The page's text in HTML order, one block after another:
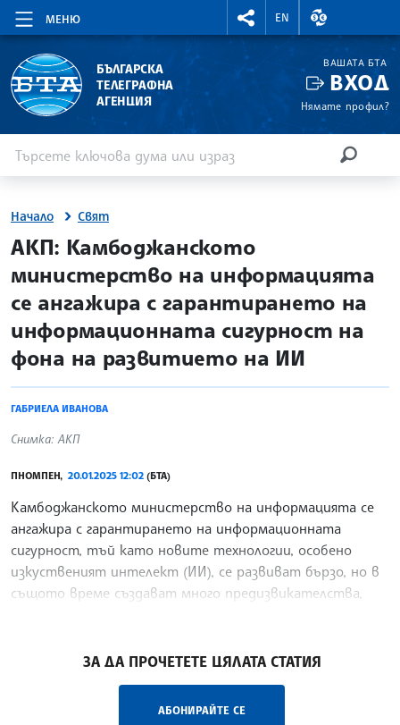
МЕНЮ
RIGHTMENU.SOCIAL
EN
ВАЛУТНИ
БЪЛГАРСКА
ТЕЛЕГРАФНА
АГЕНЦИЯ
ВАШАТА БТА
ВХОД
Нямате профил?
Начало Свят
site.bta
АКП: Камбоджанското
министерство на информацията
се ангажира с гарантирането на
информационната сигурност на
фона на развитието на ИИ
ГАБРИЕЛА ИВАНОВА
Снимка: АКП
ПНОМПЕН, 20.01.2025 12:02 (БТА)
Камбоджанското министерство на информацията се
ангажира с гарантирането на информационната
сигурност, тъй като новите технологии, особено
изкуственият интелект (ИИ), се развиват бързо, но в
същото време създават много предизвикателства,
ЗА ДА ПРОЧЕТЕТЕ ЦЯЛАТА СТАТИЯ
АБОНИРАЙТЕ СЕ